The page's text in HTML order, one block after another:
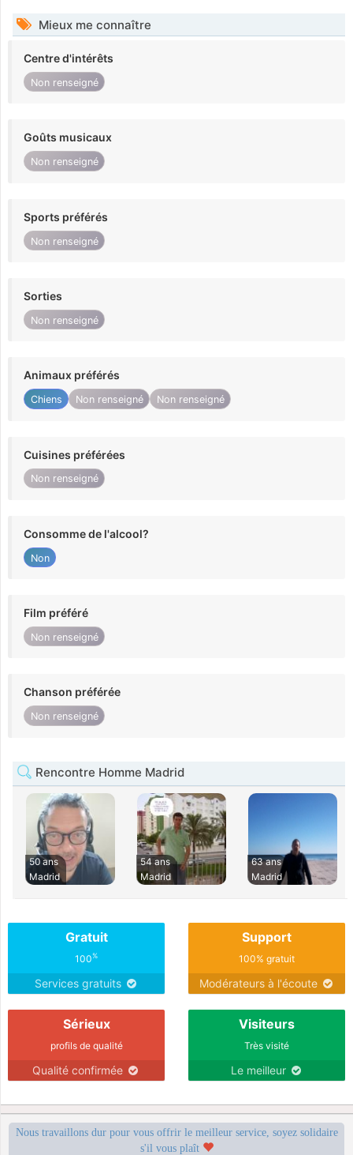
Mieux me connaître
Centre d'intérêts
Non renseigné
Goûts musicaux
Non renseigné
Sports préférés
Non renseigné
Sorties
Non renseigné
Animaux préférés
Chiens Non renseigné Non renseigné
Cuisines préférées
Non renseigné
Consomme de l'alcool?
Non
Film préféré
Non renseigné
Chanson préférée
Non renseigné
Rencontre Homme Madrid
50 ans
Madrid
54 ans
Madrid
63 ans
Madrid
Gratuit
100%
Services gratuits
Support
100% gratuit
Modérateurs à l'écoute
Sérieux
profils de qualité
Qualité confirmée
Visiteurs
Très visité
Le meilleur
Nous travaillons dur pour vous offrir le meilleur service, soyez solidaire
s'il vous plaît